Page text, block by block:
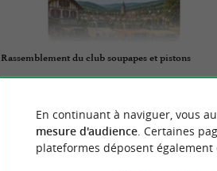
Rassemblement du club soupapes et pistons
Hasparren
Expositions
En continuant à naviguer, vous
mesure d'audience. Certaines
plateformes déposent également